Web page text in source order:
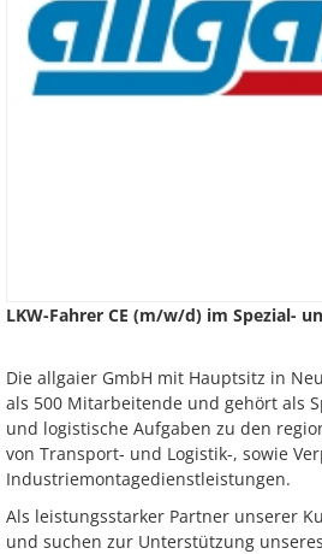
LKW-Fahrer CE (m/w/d) im Spezial-
Die allgaier GmbH mit Hauptsitz in
als 500 Mitarbeitende und gehört als
und logistische Aufgaben zu den
von Transport- und Logistik-, sowie
Industriemontagedienstleistungen.
Als leistungsstarker Partner unserer
und suchen zur Unterstützung